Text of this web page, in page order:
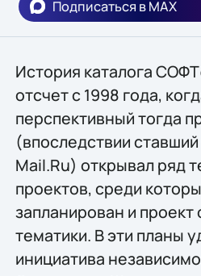
Подписаться в MAX
История каталога
отсчет с 1998 года,
перспективный тогда
(впоследствии
Mail.Ru) открывал ряд
проектов, среди
запланирован и
тематики. В эти планы
инициатива